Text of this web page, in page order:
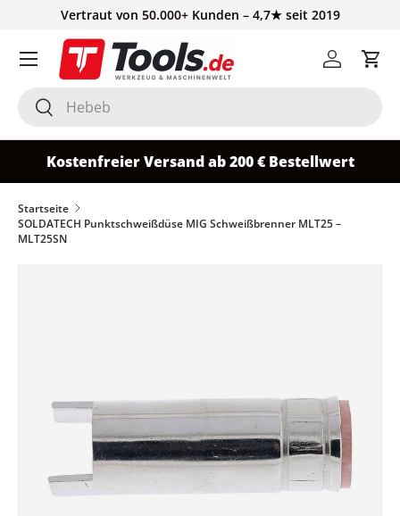
Vertraut von 50.000+ Kunden – 4,7★ seit 2019
Suchen
Suchen
Einloggen
Kostenfreier Versand ab 200 € Bestellwert
Startseite
SOLDATECH Punktschweißdüse MIG Schweißbrenner MLT25 –
MLT25SN